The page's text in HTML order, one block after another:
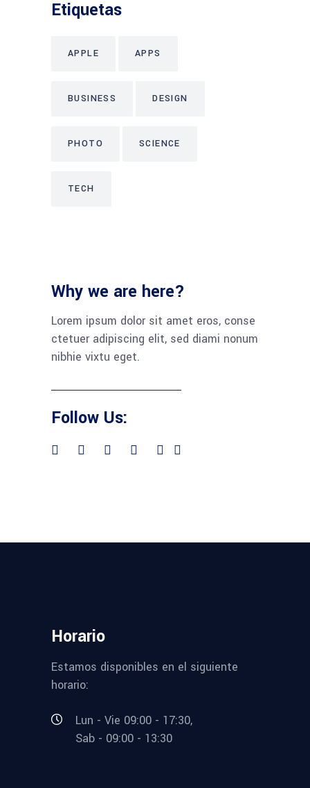
Etiquetas
APPLE APPS
BUSINESS DESIGN
PHOTO SCIENCE
TECH
Why we are here?
Lorem ipsum dolor sit amet eros, conse
ctetuer adipiscing elit, sed diami nonum
nibhie vixtu eget.
Follow Us:
Horario
Estamos disponibles en el siguiente
horario:
Lun - Vie 09:00 - 17:30,
Sab - 09:00 - 13:30